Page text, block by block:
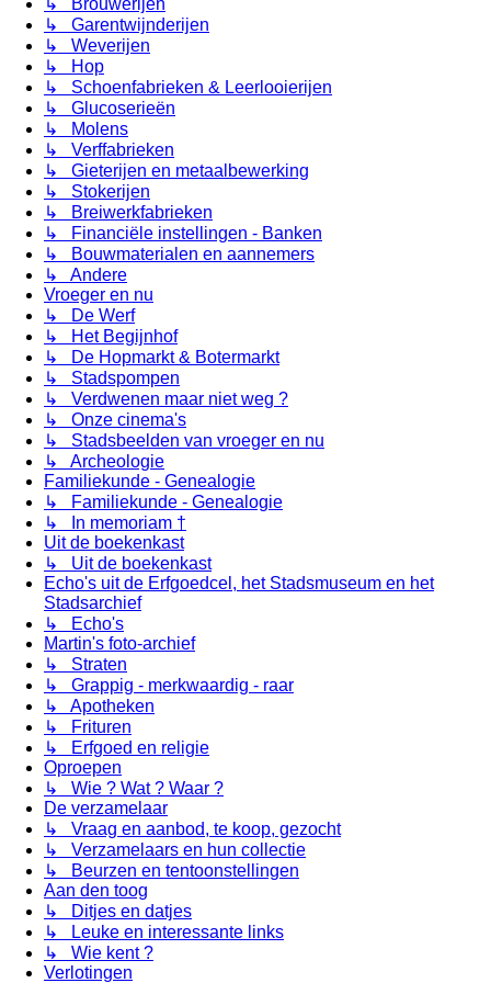
↳ Brouwerijen
↳ Garentwijnderijen
↳ Weverijen
↳ Hop
↳ Schoenfabrieken & Leerlooierijen
↳ Glucoserieën
↳ Molens
↳ Verffabrieken
↳ Gieterijen en metaalbewerking
↳ Stokerijen
↳ Breiwerkfabrieken
↳ Financiële instellingen - Banken
↳ Bouwmaterialen en aannemers
↳ Andere
Vroeger en nu
↳ De Werf
↳ Het Begijnhof
↳ De Hopmarkt & Botermarkt
↳ Stadspompen
↳ Verdwenen maar niet weg ?
↳ Onze cinema's
↳ Stadsbeelden van vroeger en nu
↳ Archeologie
Familiekunde - Genealogie
↳ Familiekunde - Genealogie
↳ In memoriam †
Uit de boekenkast
↳ Uit de boekenkast
Echo's uit de Erfgoedcel, het Stadsmuseum en het
Stadsarchief
↳ Echo's
Martin's foto-archief
↳ Straten
↳ Grappig - merkwaardig - raar
↳ Apotheken
↳ Frituren
↳ Erfgoed en religie
Oproepen
↳ Wie ? Wat ? Waar ?
De verzamelaar
↳ Vraag en aanbod, te koop, gezocht
↳ Verzamelaars en hun collectie
↳ Beurzen en tentoonstellingen
Aan den toog
↳ Ditjes en datjes
↳ Leuke en interessante links
↳ Wie kent ?
Verlotingen